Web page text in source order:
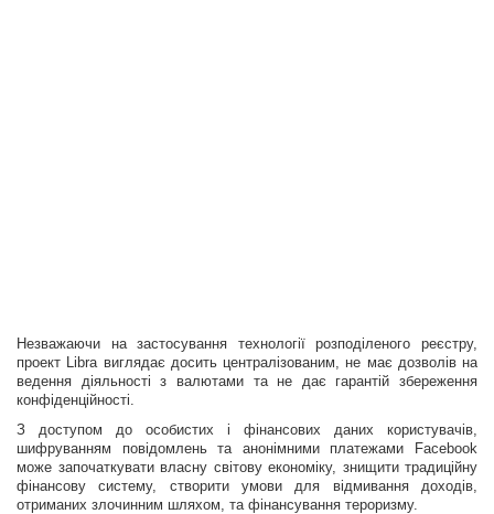
Незважаючи на застосування технології розподіленого реєстру,
проект Libra виглядає досить централізованим, не має дозволів на
ведення діяльності з валютами та не дає гарантій збереження
конфіденційності.
З доступом до особистих і фінансових даних користувачів,
шифруванням повідомлень та анонімними платежами Facebook
може започаткувати власну світову економіку, знищити традиційну
фінансову систему, створити умови для відмивання доходів,
отриманих злочинним шляхом, та фінансування тероризму.